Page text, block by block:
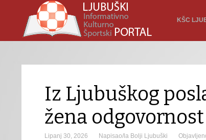
KŠC
Iz Ljubuškog
žena
Lipanj 30, 2026 Napisao/la Bolji Ljubuški